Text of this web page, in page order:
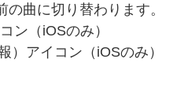
の曲に切り替わります。
ン（iOSのみ）
）アイコン（iOSのみ）